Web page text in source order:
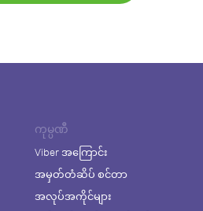
ကုမ္ပဏီ
Viber အကြောင်း
အမှတ်တံဆိပ် စင်တာ
အလုပ်အကိုင်များ